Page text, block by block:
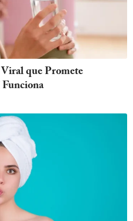
que Promete